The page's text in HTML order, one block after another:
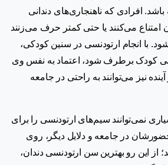
افرادی که ناهنجاری‌های دندانی
امتناع می‌کنند یا حتی کمتر حرف می‌زنند
با انجام ارتودنسی در سنین کودکی،
کودک برطرف شود، اعتماد به نفس وی
نیز می‌توانند به راحتی در جامعه
نمی‌توانند سیم‌های ارتودنسی را برای
در جامعه و دلایل دیگر، روی
از این رو بهترین سن ارتودنسی دندان،